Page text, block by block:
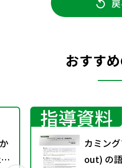
おすす
指導資料
カミン
out) の